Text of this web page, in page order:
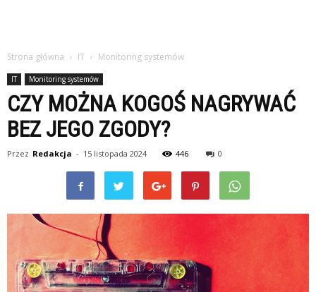
Strona główna IT Monitoring systemów
IT Monitoring systemów
CZY MOŻNA KOGOŚ NAGRYWAĆ
BEZ JEGO ZGODY?
Przez Redakcja - 15 listopada 2024 446 0